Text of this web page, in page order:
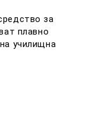
за
плавно
училищна